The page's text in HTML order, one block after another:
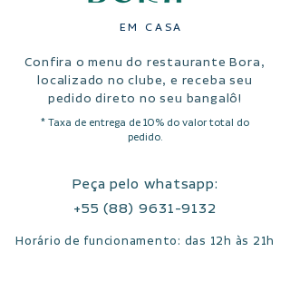
EM CASA
Confira o menu do restaurante Bora,
localizado no clube, e receba seu
pedido direto no seu bangalô!
* Taxa de entrega de 10% do valor total do
pedido.
Peça pelo whatsapp:
+55 (88) 9631-9132
Horário de funcionamento: das 12h às 21h